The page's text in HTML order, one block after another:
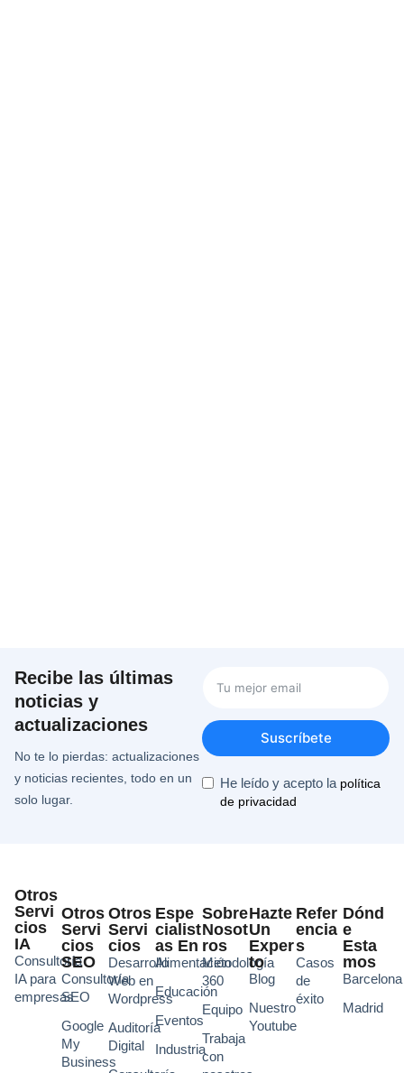
Recibe las últimas
noticias y
actualizaciones
No te lo pierdas: actualizaciones
y noticias recientes, todo en un
solo lugar.
Suscríbete
He leído y acepto la política
de privacidad
Otros
Servi
Cios
IA
Consultoría
IA para
empresas
Otros
Servi
Cios
SEO
Consultoría
SEO
Google
My
Business
Otros
Servi
Cios
Desarrollo
Web en
Wordpress
Auditoría
Digital
Espe
Cialist
As En
Alimentación
Educación
Eventos
Industria
Sobre
Nosot
Ros
Metodología
360
Equipo
Trabaja
con
Hazte
Un
Exper
To
Blog
Nuestro
Youtube
Refer
Encia
S
Casos
de
éxito
Dónd
E
Esta
Mos
Barcelona
Madrid